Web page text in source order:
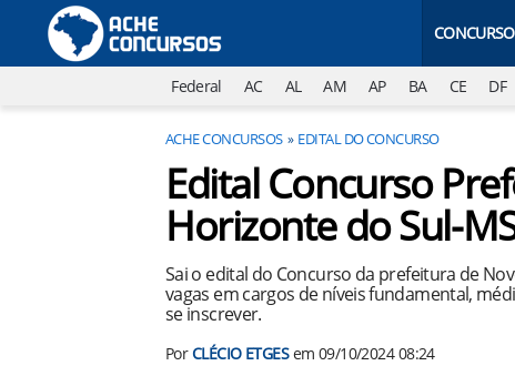
Federal AC AL AM AP BA CE DF
ACHE CONCURSOS EDITAL DO CONCURSO
Edital Concurso
Horizonte do Sul-
Sai o edital do Concurso da prefeitura de
vagas em cargos de níveis fundamental,
se inscrever.
PorCLÉCIO ETGESem 09/10/2024 08:24